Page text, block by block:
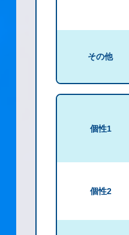
その他
個性1
個性2